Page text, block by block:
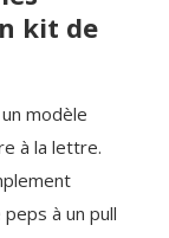
kit de
modèle
à la lettre.
à un pull